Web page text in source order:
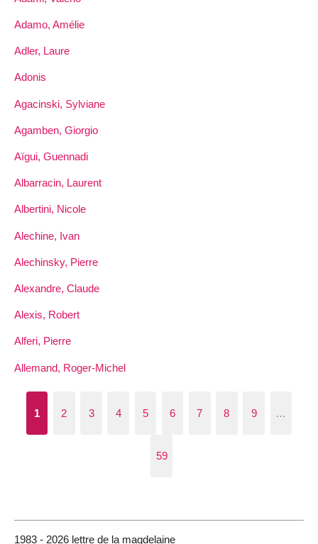
Adamo, Amélie
Adler, Laure
Adonis
Agacinski, Sylviane
Agamben, Giorgio
Aïgui, Guennadi
Albarracin, Laurent
Albertini, Nicole
Alechine, Ivan
Alechinsky, Pierre
Alexandre, Claude
Alexis, Robert
Alferi, Pierre
Allemand, Roger-Michel
1 2 3 4 5 6 7 8 9 …
59
1983 - 2026 lettre de la magdelaine